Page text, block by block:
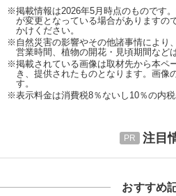
※掲載情報は2026年5月時点のものです
が変更となっている場合がありますの
かけください。
※自然災害の影響やその他諸事情により
営業時間、植物の開花・見頃期間など
※掲載されている画像は取材先から本ペ
き、提供されたものとなります。画像
す。
※表示料金は消費税8％ないし10％の内税
注目
おすすめ